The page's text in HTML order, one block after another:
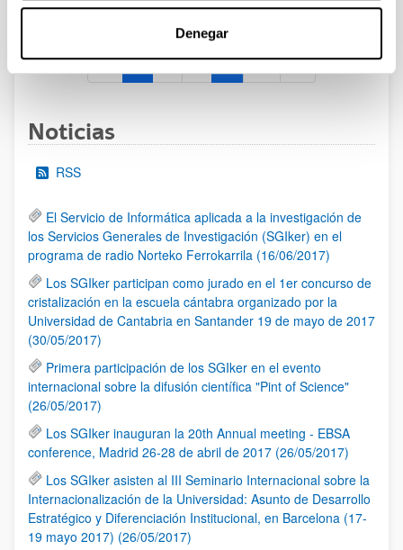
Denegar
al 30/07/2026 (ambos incluídos)
Página
1 Página
2 Página
3 ...Páginas intermedias Use TAB
Página
95
Noticias
RSS
El Servicio de Informática aplicada a la investigación de
los Servicios Generales de Investigación (SGIker) en el
programa de radio Norteko Ferrokarrila (16/06/2017)
Los SGIker participan como jurado en el 1er concurso de
cristalización en la escuela cántabra organizado por la
Universidad de Cantabria en Santander 19 de mayo de 2017
(30/05/2017)
Primera participación de los SGIker en el evento
internacional sobre la difusión científica "Pint of Science"
(26/05/2017)
Los SGIker inauguran la 20th Annual meeting - EBSA
conference, Madrid 26-28 de abril de 2017 (26/05/2017)
Los SGIker asisten al III Seminario Internacional sobre la
Internacionalización de la Universidad: Asunto de Desarrollo
Estratégico y Diferenciación Institucional, en Barcelona (17-
19 mayo 2017) (26/05/2017)